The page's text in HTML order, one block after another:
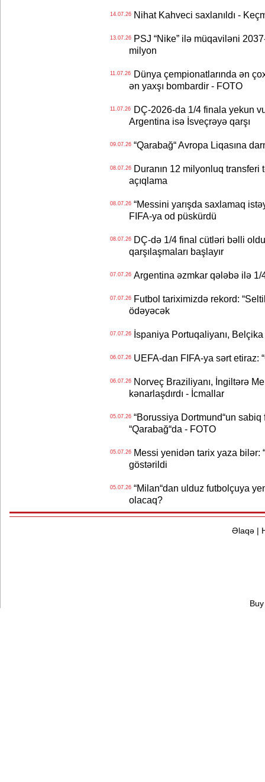
14.07.26Nihat Kahveci saxlanıldı -
13.07.26PSJ “Nike” ilə müqaviləni
milyon
11.07.26Dünya çempionatlarında ən
ən yaxşı bombardir - FOTO
11.07.26DÇ-2026-da 1/4 finala yekun
Argentina isə İsveçrəyə qarşı
09.07.26“Qarabağ“ Avropa Liqasına
08.07.26Duranın 12 milyonluq transferi
açıqlama
08.07.26“Messini yarışda saxlamaq
FIFA-ya od püskürdü
08.07.26DÇ-də 1/4 final cütləri bəlli
qarşılaşmaları başlayır
07.07.26Argentina əzmkar qələbə ilə 1/
07.07.26Futbol tariximizdə rekord:
ödəyəcək
07.07.26İspaniya Portuqaliyanı, Belçika
06.07.26UEFA-dan FIFA-ya sərt etiraz:
06.07.26Norveç Braziliyanı, İngiltərə
kənarlaşdırdı - İcmallar
05.07.26“Borussiya Dortmund“un sabiq
“Qarabağ“da - FOTO
05.07.26Messi yenidən tarix yaza bilər:
göstərildi
05.07.26“Milan“dan ulduz futbolçuya
olacaq?
Əlaqə|